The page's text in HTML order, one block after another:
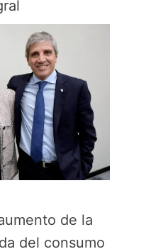
de la
del consumo